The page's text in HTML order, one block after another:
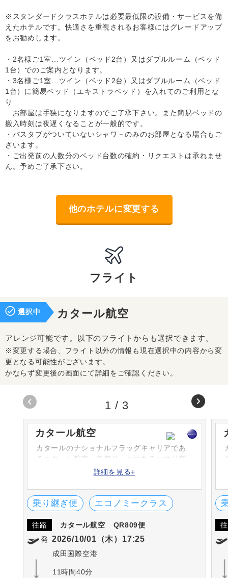
※スタンダードクラスホテルは必要最低限の設備・サービスを備
えたホテルです。快適さを重視されるお客様にはグレードアップ
をお勧めします。
・2名様ご1室…ツイン（ベッド2台）又はダブルルーム（ベッド
1台）でのご案内となります。
・3名様ご1室…ツイン（ベッド2台）又はダブルルーム（ベッド
1台）に簡易ベッド（エキストラベッド）を入れてのご利用とな
り
お部屋は手狭になりますのでご了承下さい。また簡易ベッドの
搬入時刻は夜遅くなることが一般的です。
・バスタブがついていないシャワ－のみのお部屋となる場合もご
ざいます。
・ご出発前の人数分のベッド台数の確約・リクエストは承れませ
ん。予めご了承下さい。
他のホテルに変更する
フライト
選択中 カタール航空
アレンジ可能です。以下のフライトからも選択できます。
※変更する場合、フライト以外の情報も現在選択中の内容から変
更となる可能性がございます。
かならず変更後の画面にて詳細をご確認ください。
カタール航空
カタールのナショナルフラッグキャリアであ
るカタール航空。首都ドーハにあるハマド空
港を本拠地とし、コードシェアも含め150以上
評価は国際的にも高く、数々の賞を受賞して
いる。
詳細を見る+
乗り継ぎ便 エコノミークラス
往路 カタール航空
QR809便
発 2026/10/01（木）17:25
成田国際空港
11時間40分
1 / 3